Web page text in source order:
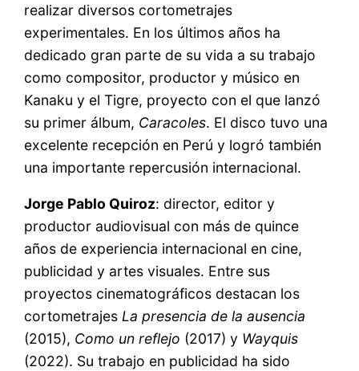
realizar diversos cortometrajes
experimentales. En los últimos años ha
dedicado gran parte de su vida a su trabajo
como compositor, productor y músico en
Kanaku y el Tigre, proyecto con el que lanzó
su primer álbum, Caracoles. El disco tuvo una
excelente recepción en Perú y logró también
una importante repercusión internacional.
Jorge Pablo Quiroz: director, editor y
productor audiovisual con más de quince
años de experiencia internacional en cine,
publicidad y artes visuales. Entre sus
proyectos cinematográficos destacan los
cortometrajes La presencia de la ausencia
(2015), Como un reflejo (2017) y Wayquis
(2022). Su trabajo en publicidad ha sido